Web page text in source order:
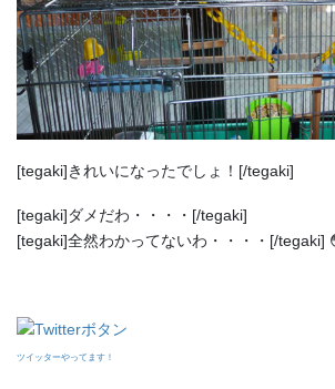
[tegaki]きれいになったでしょ！[/tegaki]
[tegaki]ダメだわ・・・・[/tegaki]
[tegaki]全然わかってないわ・・・・[/tegaki]
ツイッターやってます！